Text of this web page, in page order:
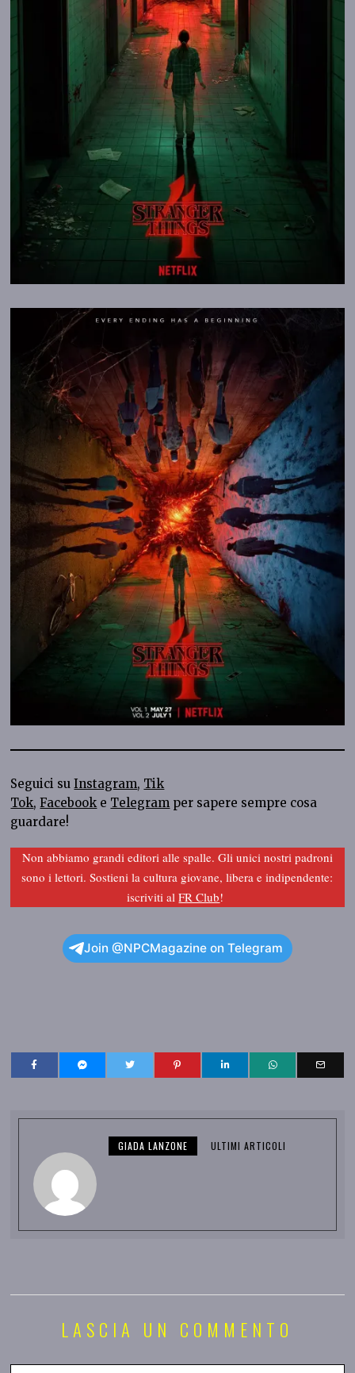
Seguici suInstagram, Tik
Tok,Facebook e Telegram per sapere sempre cosa
guardare!
Non abbiamo grandi editori alle spalle. Gli unici nostri padroni
sono i lettori. Sostieni la cultura giovane, libera e indipendente:
iscriviti alFR Club!
Join @NPCMagazine on Telegram
GIADA LANZONE ULTIMI ARTICOLI
LASCIA UN COMMENTO